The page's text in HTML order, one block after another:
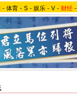
- 体育 - S - 娱乐 - V - 财经 -